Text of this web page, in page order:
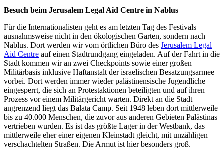
Besuch beim Jerusalem Legal Aid Centre in Nablus
Für die Internationalisten geht es am letzten Tag des Festivals
ausnahmsweise nicht in den ökologischen Garten, sondern nach
Nablus. Dort werden wir vom örtlichen Büro des Jerusalem Legal
Aid Centre auf einen Stadtrundgang eingeladen. Auf der Fahrt in die
Stadt kommen wir an zwei Checkpoints sowie einer großen
Militärbasis inklusive Haftanstalt der israelischen Besatzungsarmee
vorbei. Dort werden immer wieder palästinensische Jugendliche
eingesperrt, die sich an Protestaktionen beteiligten und auf ihren
Prozess vor einem Militärgericht warten. Direkt an die Stadt
angrenzend liegt das Balata Camp. Seit 1948 leben dort mittlerweile
bis zu 40.000 Menschen, die zuvor aus anderen Gebieten Palästinas
vertrieben wurden. Es ist das größte Lager in der Westbank, das
mittlerweile eher einer eigenen Kleinstadt gleicht, mit unzähligen
verschachtelten Straßen. Die Armut ist hier besonders groß.